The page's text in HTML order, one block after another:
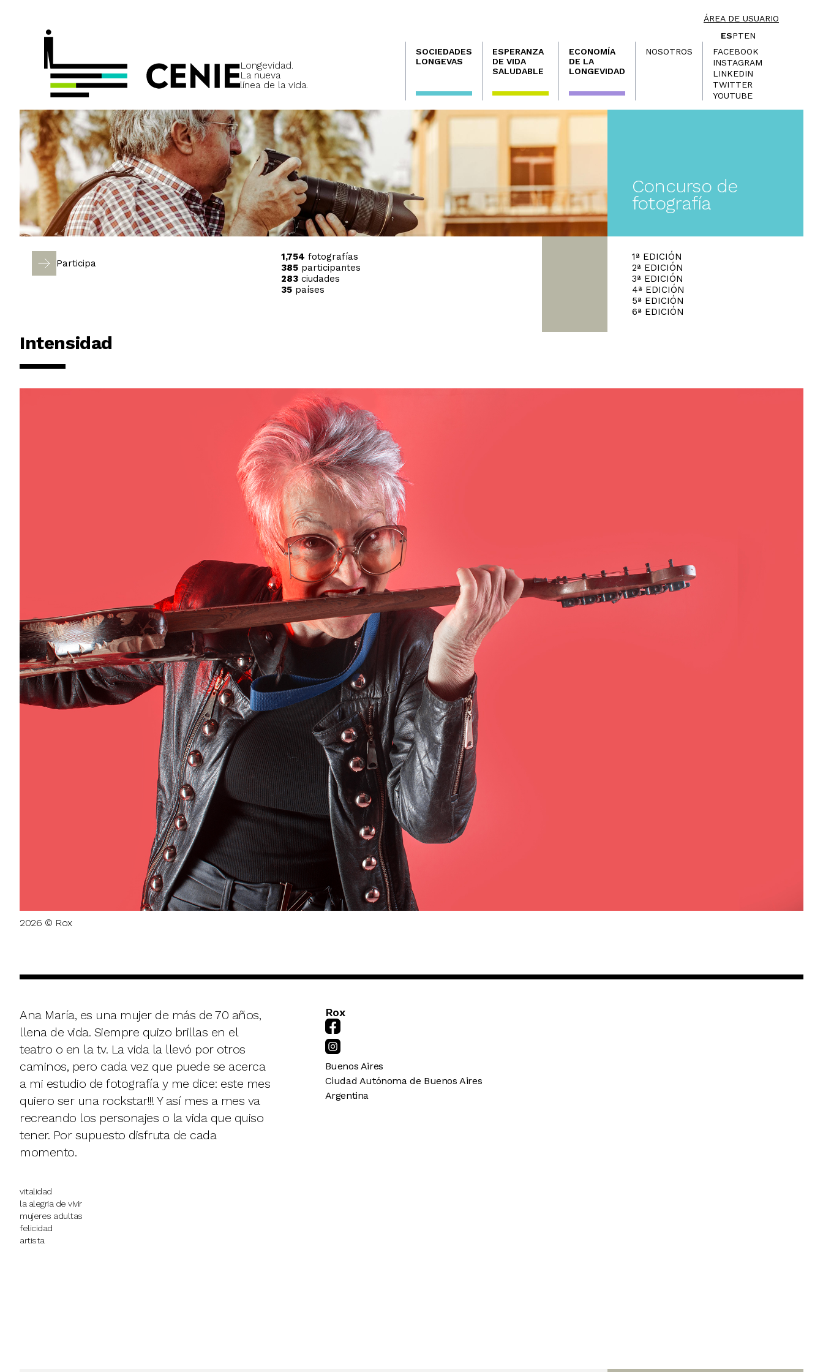
ÁREA DE USUARIO
Longevidad.
La nueva
línea de la vida.
ESPTEN
Navegación
principal
SOCIEDADES
LONGEVAS
ESPERANZA
DE VIDA
SALUDABLE
ECONOMÍA
DE LA
LONGEVIDAD
NOSOTROS
FACEBOOK
INSTAGRAM
LINKEDIN
TWITTER
YOUTUBE
Concurso de
fotografía
Participa
1,754 fotografías
385participantes
283ciudades
35países
1ª EDICIÓN
2ª EDICIÓN
3ª EDICIÓN
4ª EDICIÓN
5ª EDICIÓN
6ª EDICIÓN
Intensidad
2026 © Rox
Ana María, es una mujer de más de 70 años,
llena de vida. Siempre quizo brillas en el
teatro o en la tv. La vida la llevó por otros
caminos, pero cada vez que puede se acerca
a mi estudio de fotografía y me dice: este mes
quiero ser una rockstar!!! Y así mes a mes va
recreando los personajes o la vida que quiso
tener. Por supuesto disfruta de cada
momento.
vitalidad
la alegria de vivir
mujeres adultas
felicidad
artista
Rox
Buenos Aires
Ciudad Autónoma de Buenos Aires
Argentina